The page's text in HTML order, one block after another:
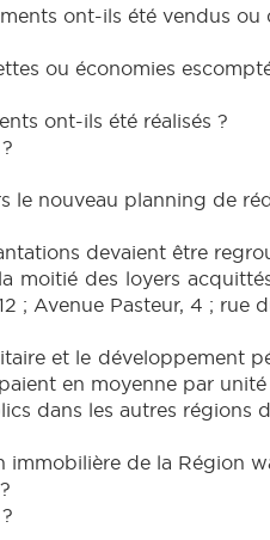
ont-ils été vendus ou
ou économies
ont-ils été réalisés ?
le nouveau planning de
devaient être
moitié des loyers
; Avenue Pasteur, 4 ; rue
et le développement
en moyenne par
dans les autres régions
immobilière de la Région